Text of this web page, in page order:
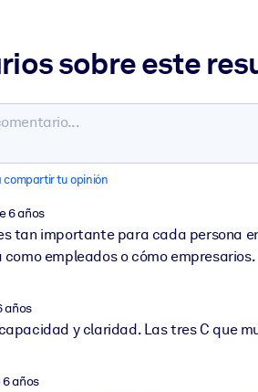
sobre este
compartir tu opinión
6 años
tan importante para cada persona
como empleados o cómo empresarios.
años
y claridad. Las tres C que
6 años